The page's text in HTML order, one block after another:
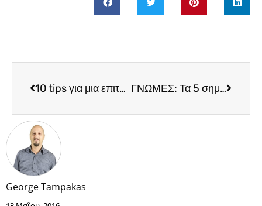
George Tampakas
10 tips για μια επιτυχημένη startup ΓΝΩΜΕΣ: Τα 5 σημάδια που υποδηλώνουν ότι χρειάζεσαι έναν business coach